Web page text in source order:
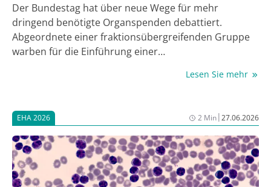
Der Bundestag hat über neue Wege für mehr
dringend benötigte Organspenden debattiert.
Abgeordnete einer fraktionsübergreifenden Gruppe
warben für die Einführung einer
automatisch als Spender nach dem Tod gelten, außer
Organ-Entnahmen eine ausdrückliche Zustimmung
nötig.
Lesen Sie mehr
EHA 2026 2 Min|27.06.2026